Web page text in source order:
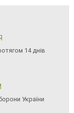
14 днів
України